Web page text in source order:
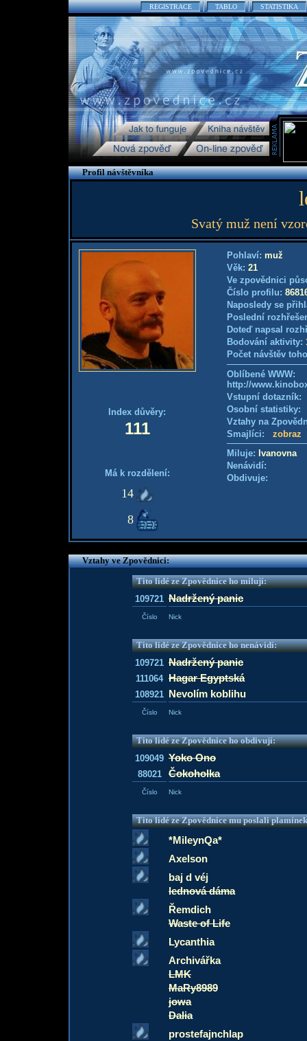
REGISTRACE TABLO STATISTIKA
Profil návštěvníka
Svatý muž není
Index důvěry:
111
Má k rozdělení:
14
8
Pohlaví: muž
Věk: 21
Ve zpovědnici
Číslo profilu:
Naposledy se
Poslední
Doteď napsal
Bodování aktivity:
Počet návštěv
Oblíbené WWW:
http://
Vstupní
Osobní
Vztahy na
Smajlíci: zobraz
Miluje: Ivanovna
Nenávidí:
Obdivuje:
Vztahy ve Zpovědnici:
Tito lidé ze Zpovědnice ho milují:
109721 Nadržený panic
Číslo Nick
Tito lidé ze Zpovědnice ho nenávidí:
109721 Nadržený panic
111064 Hagar Egyptská
108921 Nevolím koblihu
Číslo Nick
Tito lidé ze Zpovědnice ho obdivují:
109049 Yoko Ono
88021 Čokoholka
Číslo Nick
Tito lidé ze Zpovědnice mu poslali
*MileynQa*
Axelson
baj d véj
lednová dáma
Řemdich
Waste of Life
Lycanthia
Archivářka
LMK
MaRy8989
jowa
Dalia
prostefajnchlap